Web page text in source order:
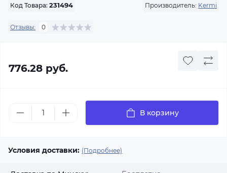
Код Товара: 231494 Производитель: Kermi
Отзывы: 0
776.28 руб.
В корзину
Условия доставки: (Подробнее)